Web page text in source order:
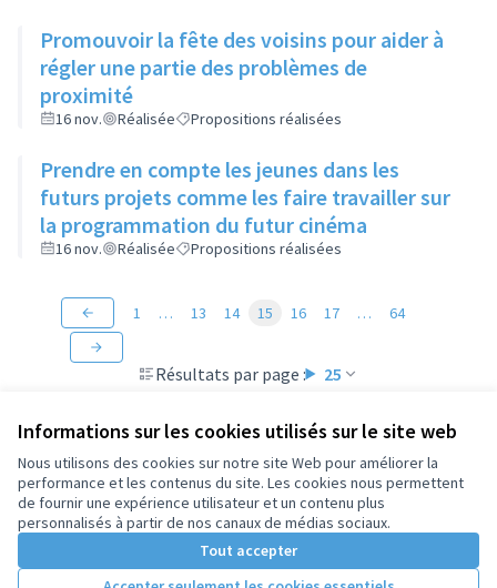
Informations sur les cookies utilisés sur le site web
Nous utilisons des cookies sur notre site Web pour améliorer la
performance et les contenus du site. Les cookies nous permettent
de fournir une expérience utilisateur et un contenu plus
personnalisés à partir de nos canaux de médias sociaux.
Tout accepter
Promouvoir la fête des voisins pour aider à
régler une partie des problèmes de
proximité
16 nov. Réalisée Propositions réalisées
Prendre en compte les jeunes dans les
futurs projets comme les faire travailler sur
la programmation du futur cinéma
16 nov. Réalisée Propositions réalisées
Résultats par page : 25
1 … 13 14 15 16 17 … 64
Conditions d'utilisation
Paramètres des cookies